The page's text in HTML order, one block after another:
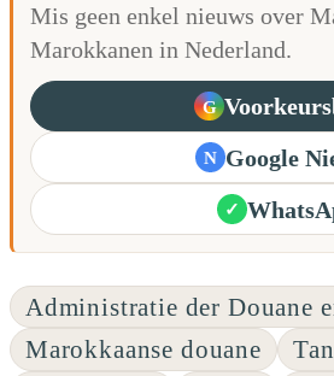
Mis geen enkel nieuws over
Marokkanen in Nederland.
G
N Google
✓
Administratie der Douane
Marokkaanse douane